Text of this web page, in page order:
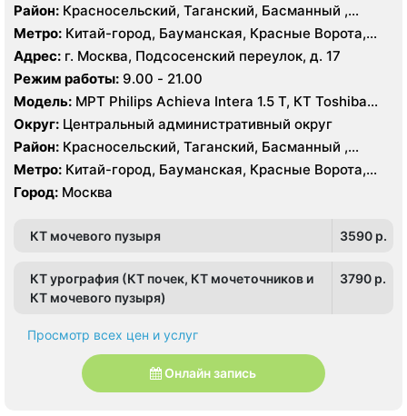
Район: Красносельский, Таганский, Басманный ,
Тверской
Метро: Китай-город, Бауманская, Красные Ворота,
Кузнецкий мост, Курская, Лубянка, Площадь Ильича,
Сретенский бульвар, Таганская, Чкаловская
Адрес: г. Москва, Подсосенский переулок, д. 17
Режим работы: 9.00 - 21.00
Модель: МРТ Philips Achieva Intera 1.5 T, КТ Toshiba
Aquilion CXL 128 срезов, УЗИ
Округ: Центральный административный округ
Район: Красносельский, Таганский, Басманный ,
Тверской
Метро: Китай-город, Бауманская, Красные Ворота,
Кузнецкий мост, Курская, Лубянка, Площадь Ильича,
Сретенский бульвар, Таганская, Чкаловская
Город: Москва
КТ мочевого пузыря 3590 p.
КТ урография (КТ почек, КТ мочеточников и
КТ мочевого пузыря)
3790 p.
Просмотр всех цен и услуг
Онлайн запись